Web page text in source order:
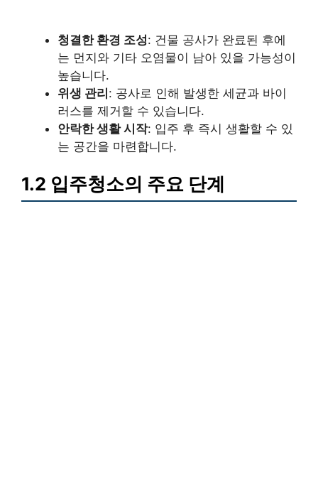
청결한 환경 조성: 건물 공사가 완료된 후에
는 먼지와 기타 오염물이 남아 있을 가능성이
높습니다.
위생 관리: 공사로 인해 발생한 세균과 바이
러스를 제거할 수 있습니다.
안락한 생활 시작: 입주 후 즉시 생활할 수 있
는 공간을 마련합니다.
1.2 입주청소의 주요 단계